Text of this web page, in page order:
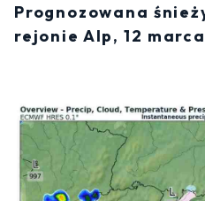
Prognozowana
rejonie Alp, 12